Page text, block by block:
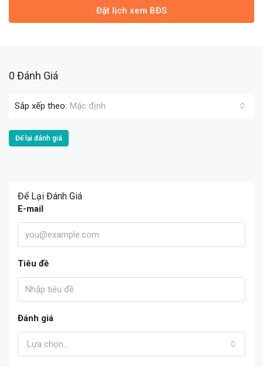
Đặt lịch xem BĐS
0 Đánh Giá
Sắp xếp theo: Mặc định
Để lại đánh giá
Để Lại Đánh Giá
E-mail
Tiêu đề
Đánh giá
Lựa chọn...